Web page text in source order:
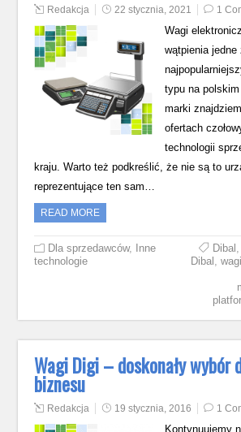
Redakcja 22 stycznia, 2021 1
Wagi
wątpienia jedne
typu na
marki
ofertach
technologii
kraju. Warto też podkreślić, że nie są to
reprezentujące ten sam…
READ MORE
Dla sprzedawców,
Inne
technologie
Dibal ,
Dibal ,
Wagi Digi – doskonały wybór
biznesu
Redakcja 19 stycznia, 2016 1
Kontynuujemy